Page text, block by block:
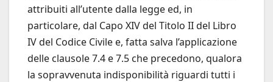
attribuiti all’utente dalla legge ed, in
particolare, dal Capo XIV del Titolo II del Libro
IV del Codice Civile e, fatta salva l’applicazione
delle clausole 7.4 e 7.5 che precedono, qualora
la sopravvenuta indisponibilità riguardi tutti i